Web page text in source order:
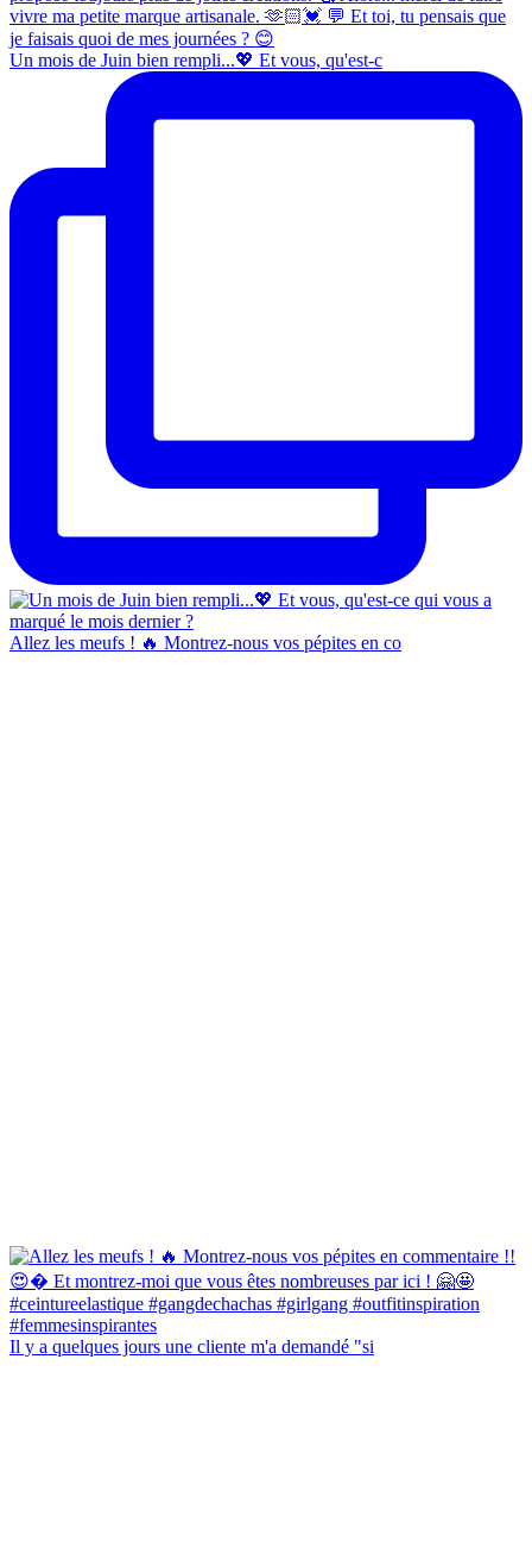
Un mois de Juin bien rempli...💖 Et vous, qu'est-c
Allez les meufs ! 🔥 Montrez-nous vos pépites en co
Il y a quelques jours une cliente m'a demandé "si